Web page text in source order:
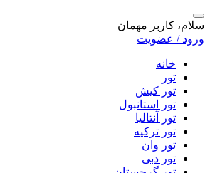
سلام، کاربر مهمان
ورود / عضویت
خانه
تور
تور کیش
تور استانبول
تور آنتالیا
تور ترکیه
تور وان
تور دبی